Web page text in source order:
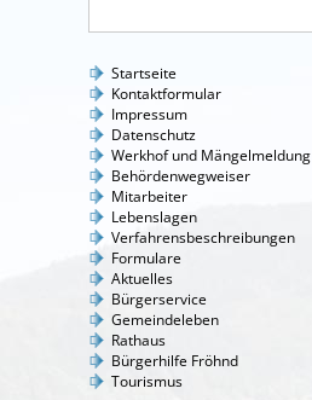
Startseite
Kontaktformular
Impressum
Datenschutz
Werkhof und Mängelmeldung
Behördenwegweiser
Mitarbeiter
Lebenslagen
Verfahrensbeschreibungen
Formulare
Aktuelles
Bürgerservice
Gemeindeleben
Rathaus
Bürgerhilfe Fröhnd
Tourismus